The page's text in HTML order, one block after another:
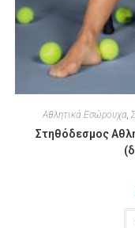
Αθλητικά Εσώρουχα
Στηθόδεσμος